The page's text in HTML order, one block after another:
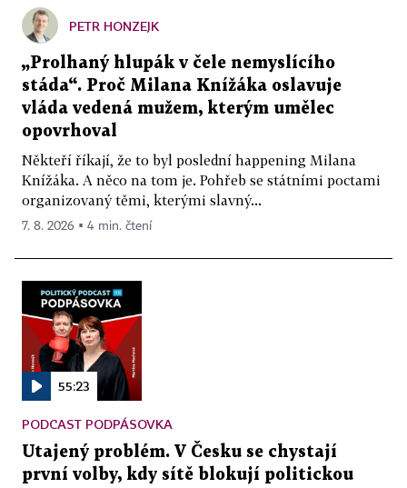
PETR HONZEJK
„Prolhaný hlupák v čele nemyslícího
stáda“. Proč Milana Knížáka oslavuje
vláda vedená mužem, kterým umělec
opovrhoval
Někteří říkají, že to byl poslední happening Milana
Knížáka. A něco na tom je. Pohřeb se státními poctami
organizovaný těmi, kterými slavný...
7. 8. 2026 ▪ 4 min. čtení
55:23
PODCAST PODPÁSOVKA
Utajený problém. V Česku se chystají
první volby, kdy sítě blokují politickou